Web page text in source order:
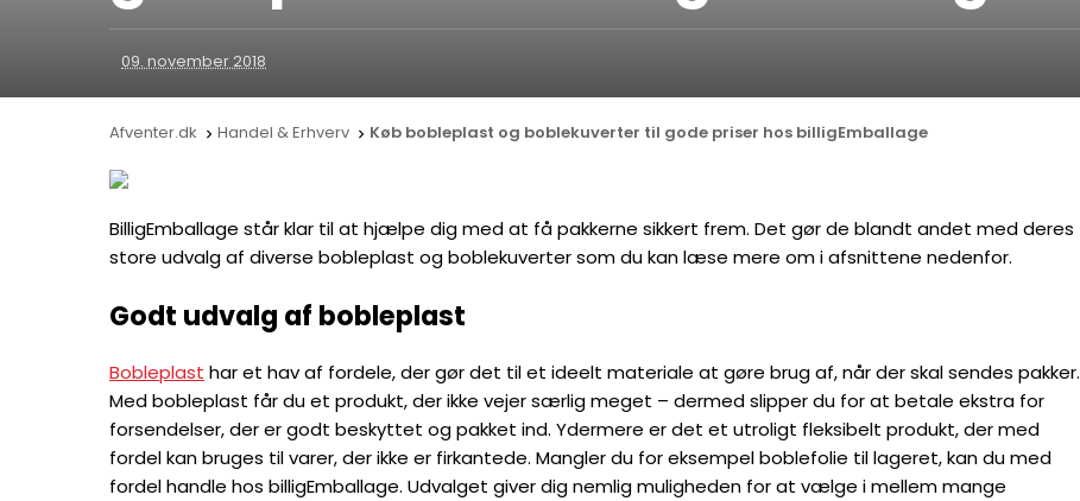
09. november 2018
Afventer.dk  Handel & Erhverv  Køb bobleplast og boblekuverter til gode priser hos billigEmballage
BilligEmballage står klar til at hjælpe dig med at få pakkerne sikkert frem. Det gør de blandt andet med deres
store udvalg af diverse bobleplast og boblekuverter som du kan læse mere om i afsnittene nedenfor.
Godt udvalg af bobleplast
Bobleplast har et hav af fordele, der gør det til et ideelt materiale at gøre brug af, når der skal sendes pakker.
Med bobleplast får du et produkt, der ikke vejer særlig meget – dermed slipper du for at betale ekstra for
forsendelser, der er godt beskyttet og pakket ind. Ydermere er det et utroligt fleksibelt produkt, der med
fordel kan bruges til varer, der ikke er firkantede. Mangler du for eksempel boblefolie til lageret, kan du med
fordel handle hos billigEmballage. Udvalget giver dig nemlig muligheden for at vælge i mellem mange